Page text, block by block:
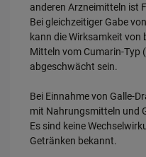
anderen Arzneimitteln ist
Bei gleichzeitiger Gabe
kann die Wirksamkeit
Mitteln vom Cumarin-Typ
abgeschwächt sein.
Bei Einnahme von Galle-
mit Nahrungsmitteln und
Es sind keine
Getränken bekannt.